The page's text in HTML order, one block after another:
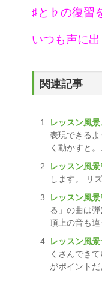
♯と♭の復習
いつも声に
関連記事
レッスン風
表現できる
く動かすと。...
レッスン風
します。 リ
レッスン風
る」の曲は
頂上の音も違
レッスン風
くさんでき
がポイントだ